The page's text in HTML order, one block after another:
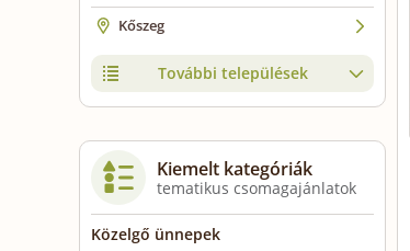
Kőszeg
További települések
Kiemelt kategóriák
tematikus csomagajánlatok
Közelgő ünnepek